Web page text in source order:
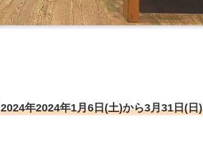
2024年2024年1月6日(土)から3月31日(日)